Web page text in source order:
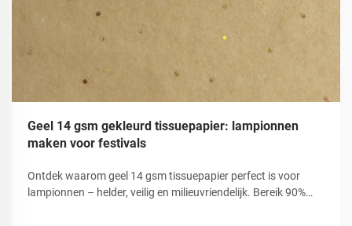
Geel 14 gsm gekleurd tissuepapier: lampionnen
maken voor festivals
Ontdek waarom geel 14 gsm tissuepapier perfect is voor
lampionnen – helder, veilig en milieuvriendelijk. Bereik 90%